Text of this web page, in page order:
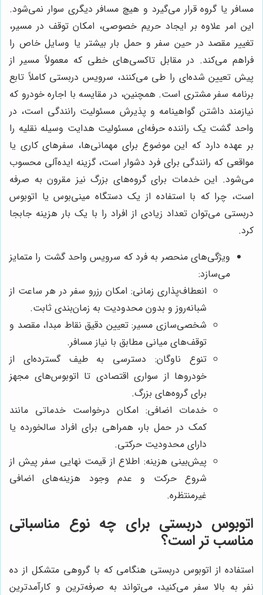
مسافر یا گروه قرار می‌گیرد و هیچ مسافر دیگری سوار نمی‌شود.
این امر علاوه بر ایجاد حریم خصوصی، امکان توقف در مسیر،
تغییر مقصد در حین سفر و حمل بار بیشتر یا وسایل خاص را
فراهم می‌کند. در مقابل تاکسی‌های خطی که معمولاً مسیر از
پیش تعیین شده‌ای را طی می‌کنند، سرویس دربستی کاملاً تابع
برنامه سفر مشتری است. همچنین، در مقایسه با اجاره خودرو که
نیازمند داشتن گواهینامه و پذیرش مسئولیت رانندگی است، در
واحد گشت یک راننده حرفه‌ای مسئولیت هدایت وسیله نقلیه را
بر عهده دارد که این موضوع برای مهمانی‌ها، سفرهای کاری یا
مواقعی که رانندگی برای فرد دشوار است، گزینه ایده‌آلی محسوب
می‌شود. این خدمات برای گروه‌های بزرگ نیز مقرون به صرفه
است، چرا که با استفاده از یک دستگاه مینی‌بوس یا اتوبوس
دربستی می‌توان تعداد زیادی از افراد را با یک بار هزینه جابجا
کرد.
ویژگی‌های منحصر به فرد که سرویس واحد گشت را متمایز
می‌سازد:
انعطاف‌پذاری زمانی: امکان رزرو سفر در هر ساعت از
شبانه‌روز و بدون محدودیت به زمان‌بندی ثابت.
شخصی‌سازی مسیر: تعیین دقیق نقاط مبدا، مقصد و
توقف‌های میانی مطابق با نیاز مسافر.
تنوع ناوگان: دسترسی به طیف گسترده‌ای از
خودروها از سواری اقتصادی تا اتوبوس‌های مجهز
برای گروه‌های بزرگ.
خدمات اضافی: امکان درخواست خدماتی مانند
کمک در حمل بار، همراهی برای افراد سالخورده یا
دارای محدودیت حرکتی.
پیش‌بینی هزینه: اطلاع از قیمت نهایی سفر پیش از
شروع حرکت و عدم وجود هزینه‌های اضافی
غیرمنتظره.
اتوبوس دربستی برای چه نوع مناسباتی
مناسب تر است؟
استفاده از اتوبوس دربستی هنگامی که با گروهی متشکل از ده
نفر به بالا سفر می‌کنید، می‌تواند به صرفه‌ترین و کارآمدترین